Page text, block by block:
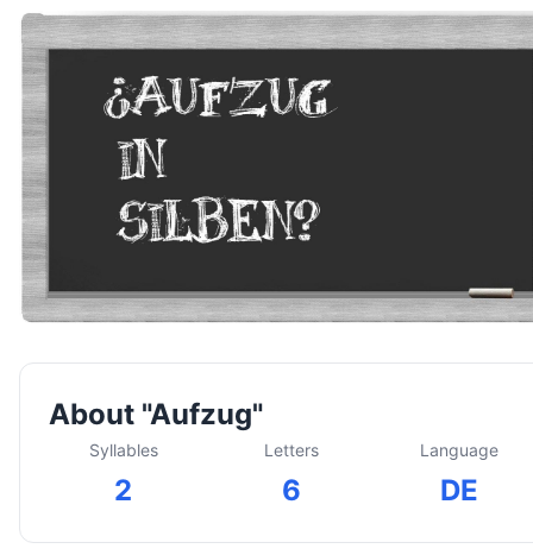
About "Aufzug"
Syllables
2
Letters
6
Language
DE